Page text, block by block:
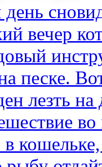
вечер
песке.
лезть на
во